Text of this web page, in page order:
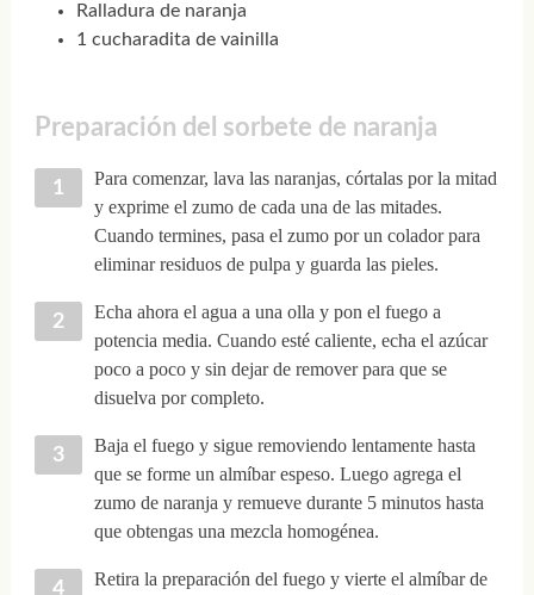
Ralladura de naranja
1 cucharadita de vainilla
Preparación del sorbete de naranja
Para comenzar, lava las naranjas, córtalas por la mitad
y exprime el zumo de cada una de las mitades.
Cuando termines, pasa el zumo por un colador para
eliminar residuos de pulpa y guarda las pieles.
Echa ahora el agua a una olla y pon el fuego a
potencia media. Cuando esté caliente, echa el azúcar
poco a poco y sin dejar de remover para que se
disuelva por completo.
Baja el fuego y sigue removiendo lentamente hasta
que se forme un almíbar espeso. Luego agrega el
zumo de naranja y remueve durante 5 minutos hasta
que obtengas una mezcla homogénea.
Retira la preparación del fuego y vierte el almíbar de